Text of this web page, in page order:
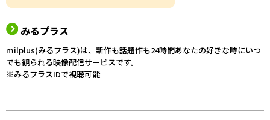
みるプラス
milplus(みるプラス)は、新作も話題作も24時間あなたの好きな時にいつ
でも観られる映像配信サービスです。
※みるプラスIDで視聴可能